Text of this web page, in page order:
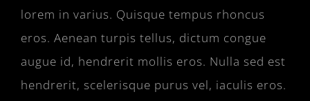
lorem in varius. Quisque tempus rhoncus
eros. Aenean turpis tellus, dictum congue
augue id, hendrerit mollis eros. Nulla sed est
hendrerit, scelerisque purus vel, iaculis eros.